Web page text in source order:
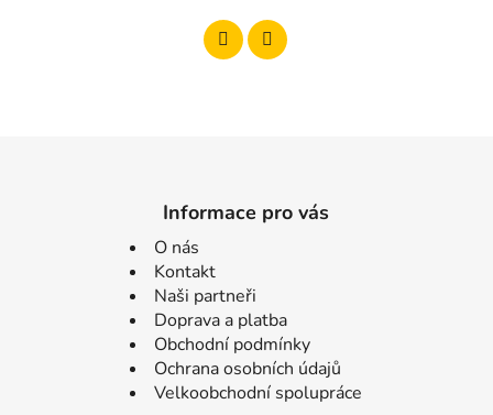
Informace pro vás
O nás
Kontakt
Naši partneři
Doprava a platba
Obchodní podmínky
Ochrana osobních údajů
Velkoobchodní spolupráce